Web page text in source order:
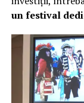
un festival